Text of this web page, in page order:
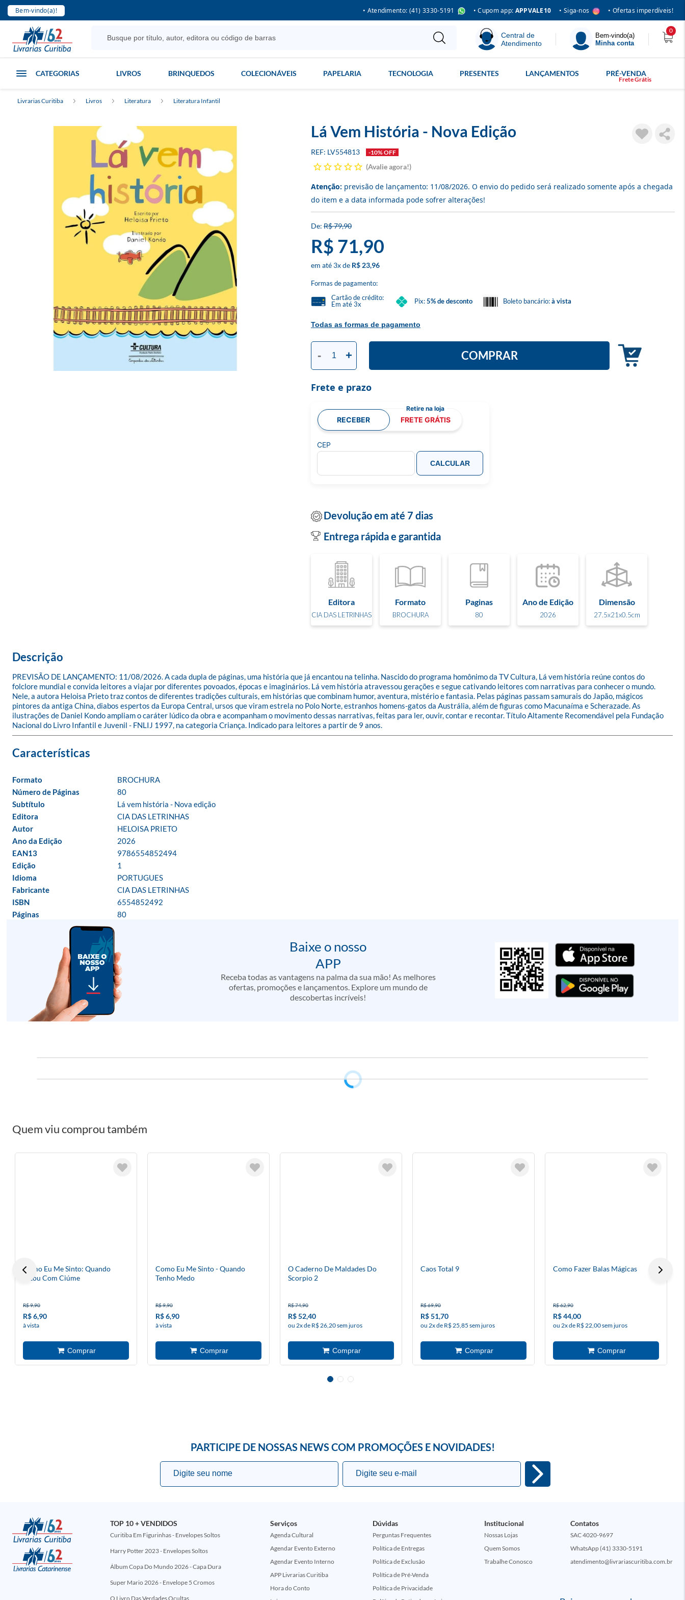
Bem-vindo(a)! • Atendimento: (41) 3330-5191 • Cupom app: APPVALE10 • Siga-nos • Ofertas imperdíveis!
Central de
Atendimento
Bem-vindo(a)
Minha conta
0
CATEGORIAS LIVROS BRINQUEDOS COLECIONÁVEIS PAPELARIA TECNOLOGIA PRESENTES LANÇAMENTOS PRÉ-VENDA
Livrarias Curitiba Livros Literatura Literatura Infantil
Lá Vem História - Nova Edição
LV554813 -10% OFF
Avalie agora!
Atenção: previsão de lançamento: 11/08/2026. O envio do pedido será realizado somente após a chegada
do item e a data informada pode sofrer alterações!
R$ 79,90
R$ 71,90
3x R$ 23,96
Formas de pagamento:
Todas as formas de pagamento
Cartão de crédito:
Em até 3x
Pix:5% de desconto Boleto bancário:à vista
- + COMPRAR
Frete e prazo
RECEBER FRETE GRÁTIS
CEP
CALCULAR
Devolução em até 7 dias
Entrega rápida e garantida
Editora
CIA DAS LETRINHAS
Formato
BROCHURA
Paginas
80
Ano de Edição
2026
Dimensão
27.5x21x0.5cm
Descrição
PREVISÃO DE LANÇAMENTO: 11/08/2026. A cada dupla de páginas, uma história que já encantou na telinha. Nascido do programa homônimo da TV Cultura, Lá vem história reúne contos do
folclore mundial e convida leitores a viajar por diferentes povoados, épocas e imaginários. Lá vem história atravessou gerações e segue cativando leitores com narrativas para conhecer o mundo.
Nele, a autora Heloisa Prieto traz contos de diferentes tradições culturais, em histórias que combinam humor, aventura, mistério e fantasia. Pelas páginas passam samurais do Japão, mágicos
pintores da antiga China, diabos espertos da Europa Central, ursos que viram estrela no Polo Norte, estranhos homens-gatos da Austrália, além de figuras como Macunaíma e Scherazade. As
ilustrações de Daniel Kondo ampliam o caráter lúdico da obra e acompanham o movimento dessas narrativas, feitas para ler, ouvir, contar e recontar. Título Altamente Recomendável pela Fundação
Nacional do Livro Infantil e Juvenil - FNLIJ 1997, na categoria Criança. Indicado para leitores a partir de 9 anos.
Formato
BROCHURA
Número de Páginas
80
Subtítulo
Lá vem história - Nova edição
Editora
CIA DAS LETRINHAS
Autor
HELOISA PRIETO
Ano da Edição
2026
EAN13
9786554852494
Edição
1
Idioma
PORTUGUES
Fabricante
CIA DAS LETRINHAS
ISBN
6554852492
Páginas
80
Baixe o nosso
APP
Receba todas as vantagens na palma da sua mão! As melhores
ofertas, promoções e lançamentos. Explore um mundo de
descobertas incríveis!
Quem viu comprou também
Como Eu Me Sinto: Quando
Estou Com Ciúme
R$ 9,90
R$ 6,90
à vista
Como Eu Me Sinto - Quando
Tenho Medo
R$ 9,90
R$ 6,90
à vista
O Caderno De Maldades Do
Scorpio 2
R$ 74,90
R$ 52,40
ou 2x de R$ 26,20 sem juros
Caos Total 9
R$ 69,90
R$ 51,70
ou 2x de R$ 25,85 sem juros
Como Fazer Balas Mágicas
R$ 62,90
R$ 44,00
ou 2x de R$ 22,00 sem juros
PARTICIPE DE NOSSAS NEWS COM PROMOÇÕES E NOVIDADES!
TOP 10 + VENDIDOS
Curitiba Em Figurinhas - Envelopes Soltos
Harry Potter 2023 - Envelopes Soltos
Álbum Copa Do Mundo 2026 - Capa Dura
Super Mario 2026 - Envelope 5 Cromos
O Livro Das Verdades Ocultas
Serviços
Agenda Cultural
Agendar Evento Externo
Agendar Evento Interno
APP Livrarias Curitiba
Hora do Conto
Dúvidas
Perguntas Frequentes
Política de Entregas
Política de Exclusão
Política de Pré-Venda
Política de Privacidade
Institucional
Nossas Lojas
Quem Somos
Trabalhe Conosco
Contatos
SAC 4020-9697
WhatsApp (41) 3330-5191
atendimento@livrariascuritiba.com.br